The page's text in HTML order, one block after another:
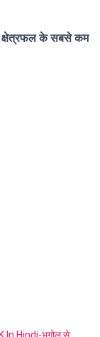
क्षेत्रफल के सबसे कम